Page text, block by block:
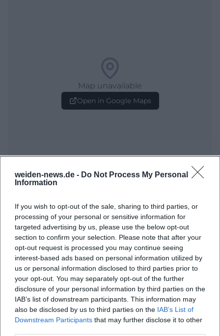
weiden-news.de - Do Not Process My Personal
Information
If you wish to opt-out of the sale, sharing to third parties, or
processing of your personal or sensitive information for
targeted advertising by us, please use the below opt-out
section to confirm your selection. Please note that after your
opt-out request is processed you may continue seeing
interest-based ads based on personal information utilized by
us or personal information disclosed to third parties prior to
your opt-out. You may separately opt-out of the further
disclosure of your personal information by third parties on the
IAB’s list of downstream participants. This information may
also be disclosed by us to third parties on the IAB’s List of
Downstream Participants that may further disclose it to other
Map unavailable
Open in Google Maps
Häufig gestellte Fragen
Wann öffnet der Aktionstag?
Wo findet die Veranstaltung statt?
Was erwartet die Besucher des Aktionstags?
Wie viel kostet der Eintritt?